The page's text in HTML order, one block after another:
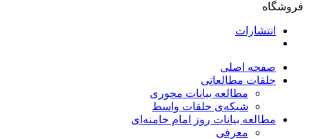
فروشگاه
انتشارات
صفحه اصلی
حلقات مطالعاتی
مطالعه بیانات محوری
شبکه‌ی حلقات واسط
مطالعه بیانات روز امام خامنه‌ای
معرفی